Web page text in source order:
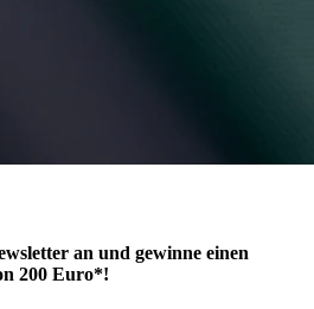
an und gewinne einen
200 Euro*!